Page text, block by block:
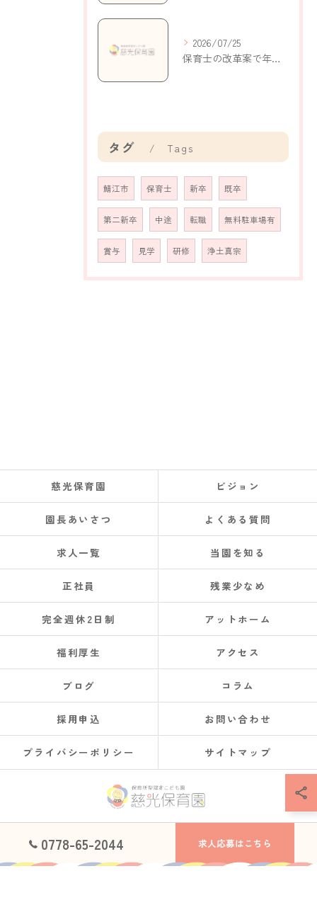
2026/07/25
保育士の改革案で年収アップと働きやすさを実現する新制度の活用ポイント
タグ Tags
鯖江市 保育士 新卒 既卒
第二新卒 中途 転職 無料駐車場有
賞与 見学 研修 浄土真宗
0778-65-2044 求人応募はこちら
慈光保育園 ビジョン
園長あいさつ よくある質問
求人一覧 当園を知る
正社員 残業少なめ
完全週休2日制 アットホーム
福利厚生 アクセス
ブログ コラム
採用申込 お問い合わせ
プライバシーポリシー サイトマップ